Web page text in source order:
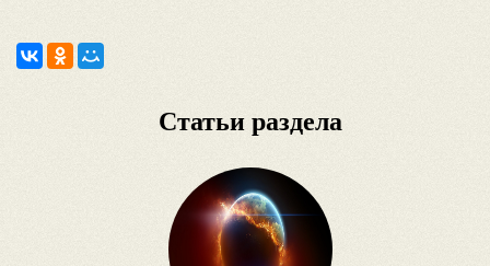
Статьи раздела